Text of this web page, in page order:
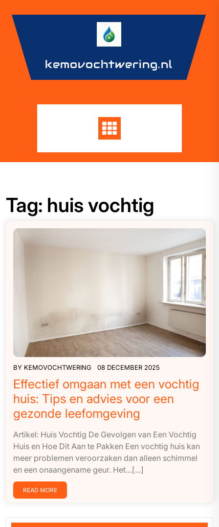
content
kemovochtwering.nl
Tag: huis vochtig
BY KEMOVOCHTWERING 08 DECEMBER 2025
Effectief omgaan met een vochtig
huis: Tips en advies voor een
gezonde leefomgeving
Artikel: Huis Vochtig De Gevolgen van Een Vochtig
Huis en Hoe Dit Aan te Pakken Een vochtig huis kan
meer problemen veroorzaken dan alleen schimmel
en een onaangename geur. Het…[...]
READ MORE